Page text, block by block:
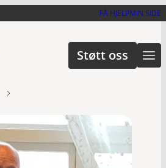
FÅ HJELPMIN SIDE
Støtt oss